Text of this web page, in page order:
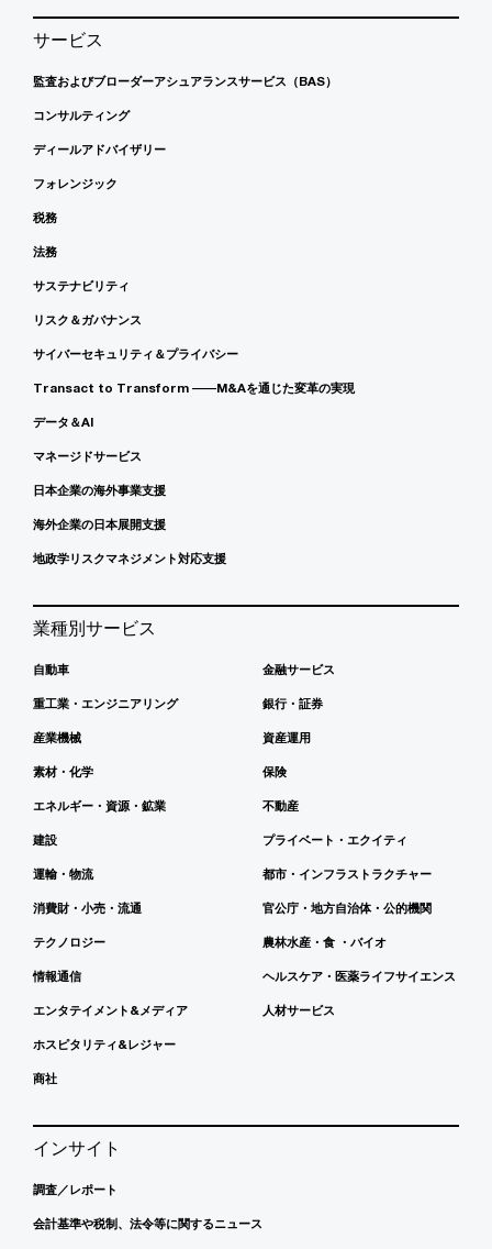
サービス
監査およびブローダーアシュアランスサービス（BAS）
コンサルティング
ディールアドバイザリー
フォレンジック
税務
法務
サステナビリティ
リスク＆ガバナンス
サイバーセキュリティ＆プライバシー
Transact to Transform ――M&Aを通じた変革の実現
データ＆AI
マネージドサービス
日本企業の海外事業支援
海外企業の日本展開支援
地政学リスクマネジメント対応支援
業種別サービス
自動車
重工業・エンジニアリング
産業機械
素材・化学
エネルギー・資源・鉱業
建設
運輸・物流
消費財・小売・流通
テクノロジー
情報通信
エンタテイメント&メディア
ホスピタリティ&レジャー
商社
金融サービス
銀行・証券
資産運用
保険
不動産
プライベート・エクイティ
都市・インフラストラクチャー
官公庁・地方自治体・公的機関
農林水産・食 ・バイオ
ヘルスケア・医薬ライフサイエンス
人材サービス
インサイト
調査／レポート
会計基準や税制、法令等に関するニュース